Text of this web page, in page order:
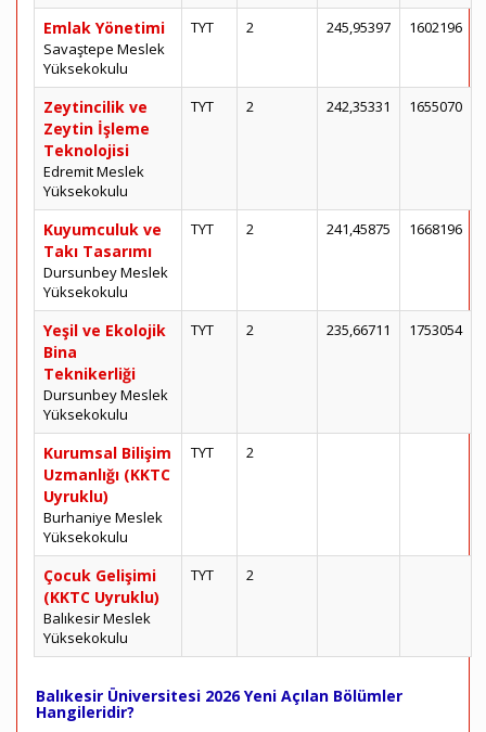
Emlak Yönetimi
Savaştepe Meslek
Yüksekokulu
TYT 2 245,95397 1602196
Zeytincilik ve
Zeytin İşleme
Teknolojisi
Edremit Meslek
Yüksekokulu
TYT 2 242,35331 1655070
Kuyumculuk ve
Takı Tasarımı
Dursunbey Meslek
Yüksekokulu
TYT 2 241,45875 1668196
Yeşil ve Ekolojik
Bina
Teknikerliği
Dursunbey Meslek
Yüksekokulu
TYT 2 235,66711 1753054
Kurumsal Bilişim
Uzmanlığı (KKTC
Uyruklu)
Burhaniye Meslek
Yüksekokulu
TYT 2
Çocuk Gelişimi
(KKTC Uyruklu)
Balıkesir Meslek
Yüksekokulu
TYT 2
Balıkesir Üniversitesi 2026 Yeni Açılan Bölümler
Hangileridir?